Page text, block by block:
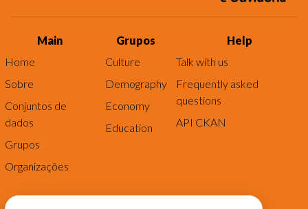
Main
Home
Sobre
Conjuntos de
dados
Grupos
Organizações
Grupos
Culture
Demography
Economy
Education
Help
Talk with us
Frequently asked
questions
API CKAN